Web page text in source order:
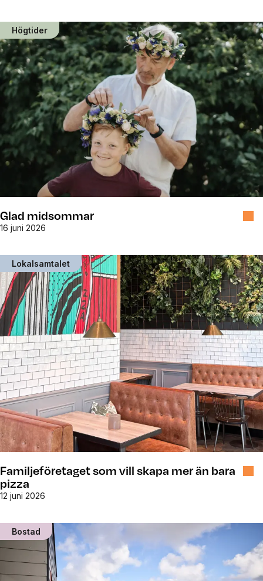
Högtider
Glad midsommar
16 juni 2026
Lokalsamtalet
Familjeföretaget som vill skapa mer än bara
pizza
12 juni 2026
Bostad